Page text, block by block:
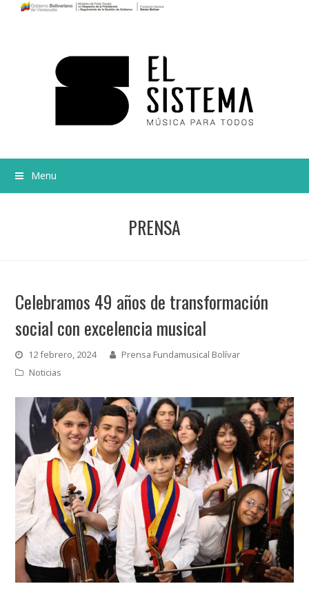
Menu
PRENSA
Celebramos 49 años de transformación
social con excelencia musical
12 febrero, 2024
Prensa Fundamusical Bolívar
Noticias